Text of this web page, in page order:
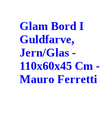
Glam Bord I
Guldfarve,
Jern/Glas -
110x60x45 Cm -
Mauro Ferretti